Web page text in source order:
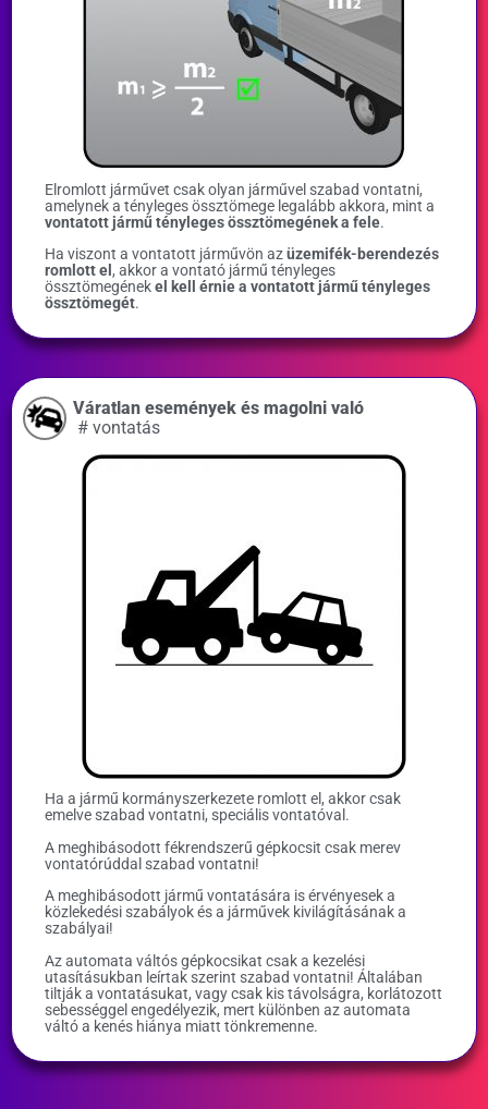
Elromlott járművet csak olyan járművel szabad vontatni,
amelynek a tényleges össztömege legalább akkora, mint a
vontatott jármű tényleges össztömegének a fele.
Ha viszont a vontatott járművön azüzemifék-berendezés
romlott el , akkor a vontató jármű tényleges
össztömegénekel kell érnie a vontatott jármű tényleges
össztömegét.
Váratlan események és magolni való
# vontatás
Ha a jármű kormányszerkezete romlott el, akkor csak
emelve szabad vontatni, speciális vontatóval.
A meghibásodott fékrendszerű gépkocsit csak merev
vontatórúddal szabad vontatni!
A meghibásodott jármű vontatására is érvényesek a
közlekedési szabályok és a járművek kivilágításának a
szabályai!
Az automata váltós gépkocsikat csak a kezelési
utasításukban leírtak szerint szabad vontatni! Általában
tiltják a vontatásukat, vagy csak kis távolságra, korlátozott
sebességgel engedélyezik, mert különben az automata
váltó a kenés hiánya miatt tönkremenne.